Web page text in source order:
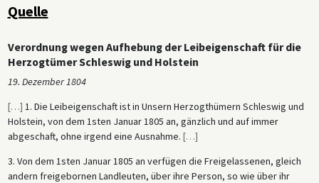
zurückzogen, sollten von ihren früheren Herren eine Altersversorgung
Quelle
Verordnung wegen Aufhebung der Leibeigenschaft für die
Herzogtümer Schleswig und Holstein
19. Dezember 1804
[…] 1. Die Leibeigenschaft ist in Unsern Herzogthümern Schleswig und
Holstein, von dem 1sten Januar 1805 an, gänzlich und auf immer
abgeschaft, ohne irgend eine Ausnahme. […]
3. Von dem 1sten Januar 1805 an verfügen die Freigelassenen, gleich
andern freigebornen Landleuten, über ihre Person, so wie über ihr